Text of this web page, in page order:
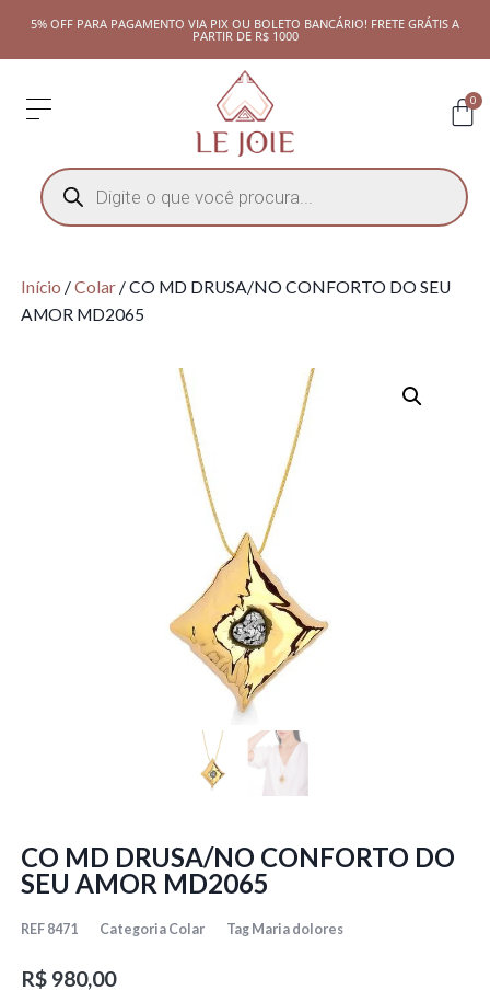
5% OFF PARA PAGAMENTO VIA PIX OU BOLETO BANCÁRIO! FRETE GRÁTIS A
PARTIR DE R$ 1000
0
Início /Colar/ CO MD DRUSA/NO CONFORTO DO SEU
AMOR MD2065
CO MD DRUSA/NO CONFORTO DO
SEU AMOR MD2065
REF 8471 Categoria Colar Tag Maria dolores
R$980,00